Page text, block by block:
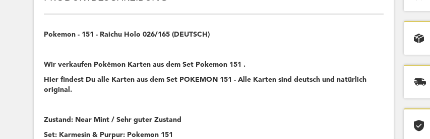
Pokemon - 151 - Raichu Holo 026/165 (DEUTSCH)
Wir verkaufen Pokémon Karten aus dem Set Pokemon 151 .
Hier findest Du alle Karten aus dem Set POKEMON 151 - Alle Karten sind deutsch und natürlich
original.
Zustand: Near Mint / Sehr guter Zustand
Set: Karmesin & Purpur: Pokemon 151